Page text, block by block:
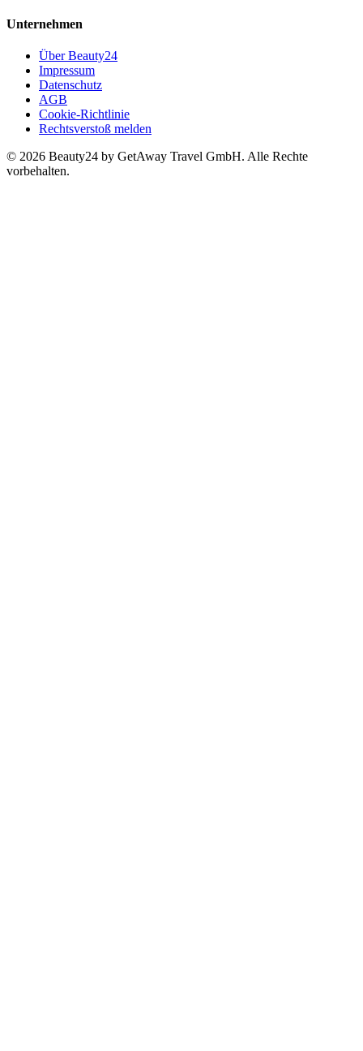
Unternehmen
Über Beauty24
Impressum
Datenschutz
AGB
Cookie-Richtlinie
Rechtsverstoß melden
© 2026 Beauty24 by GetAway Travel GmbH. Alle Rechte
vorbehalten.